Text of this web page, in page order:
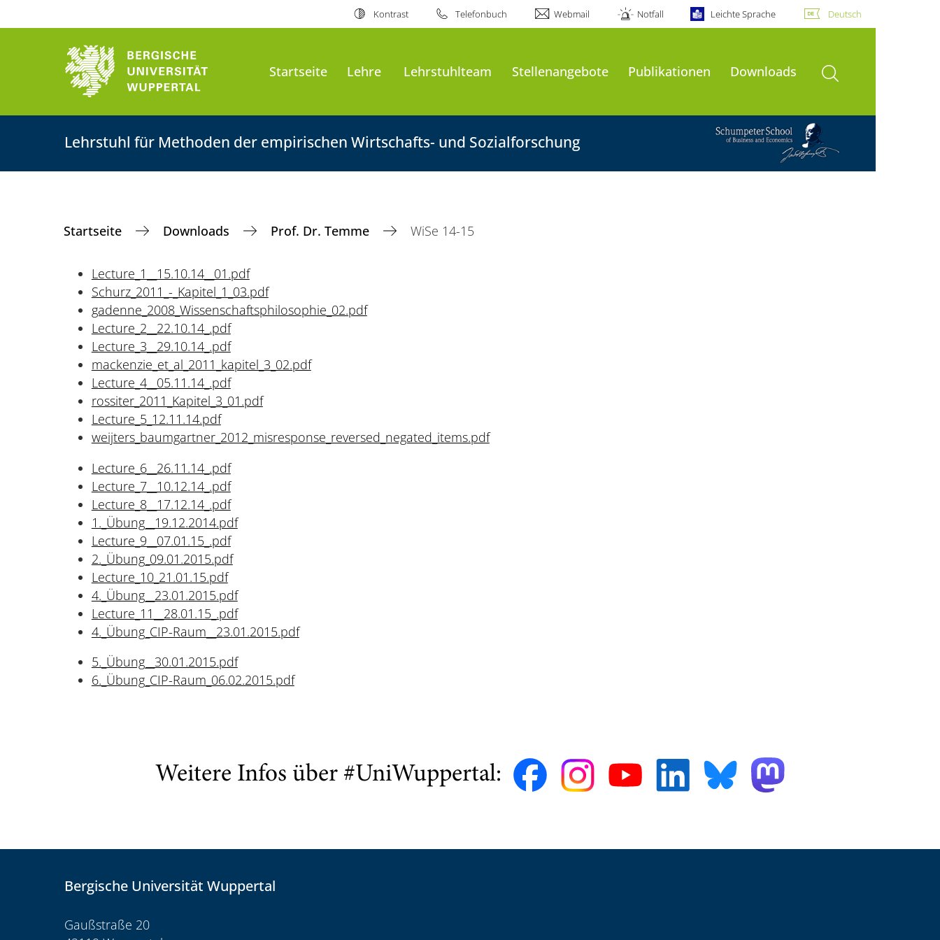
Kontrast Telefonbuch Webmail Notfall Leichte Sprache Deutsch
Startseite Lehre Lehrstuhlteam Stellenangebote Publikationen Downloads Suche öffnen
Lehrstuhl für Methoden der empirischen Wirtschafts- und Sozialforschung
Startseite Downloads Prof. Dr. Temme WiSe 14-15
Lecture_1__15.10.14__01.pdf
Schurz_2011_-_Kapitel_1_03.pdf
gadenne_2008_Wissenschaftsphilosophie_02.pdf
Lecture_2__22.10.14_.pdf
Lecture_3__29.10.14_.pdf
mackenzie_et_al_2011_kapitel_3_02.pdf
Lecture_4__05.11.14_.pdf
rossiter_2011_Kapitel_3_01.pdf
Lecture_5_12.11.14.pdf
weijters_baumgartner_2012_misresponse_reversed_negated_items.pdf
Lecture_6__26.11.14_.pdf
Lecture_7__10.12.14_.pdf
Lecture_8__17.12.14_.pdf
1._Übung__19.12.2014.pdf
Lecture_9__07.01.15_.pdf
2._Übung_09.01.2015.pdf
Lecture_10_21.01.15.pdf
4._Übung__23.01.2015.pdf
Lecture_11__28.01.15_.pdf
4._Übung_CIP-Raum__23.01.2015.pdf
5._Übung__30.01.2015.pdf
6._Übung_CIP-Raum_06.02.2015.pdf
Weitere Infos über #UniWuppertal:
Bergische Universität Wuppertal
Gaußstraße 20